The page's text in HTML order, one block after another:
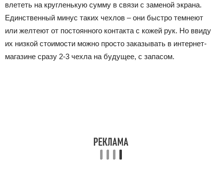
влететь на кругленькую сумму в связи с заменой экрана.
Единственный минус таких чехлов – они быстро темнеют
или желтеют от постоянного контакта с кожей рук. Но ввиду
их низкой стоимости можно просто заказывать в интернет-
магазине сразу 2-3 чехла на будущее, с запасом.